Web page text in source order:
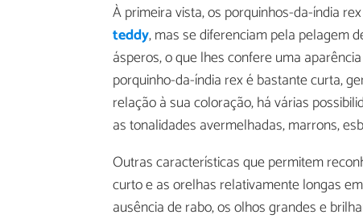
À primeira vista, os porquinhos-da-índia
teddy, mas se diferenciam pela pelagem
ásperos, o que lhes confere uma
porquinho-da-índia rex é bastante curta,
relação à sua coloração, há várias
as tonalidades avermelhadas, marrons,
Outras características que permitem
curto e as orelhas relativamente longas
ausência de rabo, os olhos grandes e